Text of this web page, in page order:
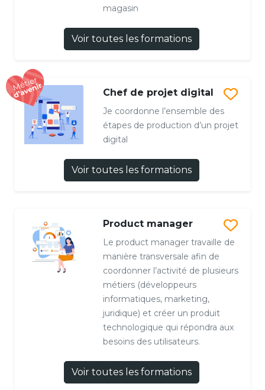
magasin
Voir toutes les formations
Chef de projet digital
Je coordonne l’ensemble des
étapes de production d’un projet
digital
Voir toutes les formations
Product manager
Le product manager travaille de
manière transversale afin de
coordonner l’activité de plusieurs
métiers (développeurs
informatiques, marketing,
juridique) et créer un produit
technologique qui répondra aux
besoins des utilisateurs.
Voir toutes les formations